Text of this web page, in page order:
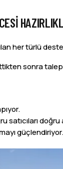
her türlü
sonra
doğru
güçlendiriyor.